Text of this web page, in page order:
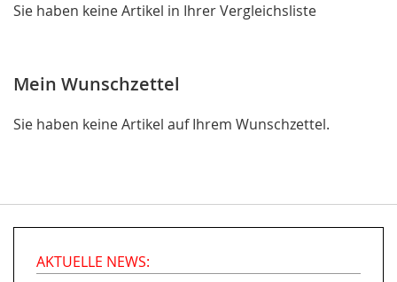
Sie haben keine Artikel in Ihrer Vergleichsliste
Mein Wunschzettel
Sie haben keine Artikel auf Ihrem Wunschzettel.
AKTUELLE NEWS: